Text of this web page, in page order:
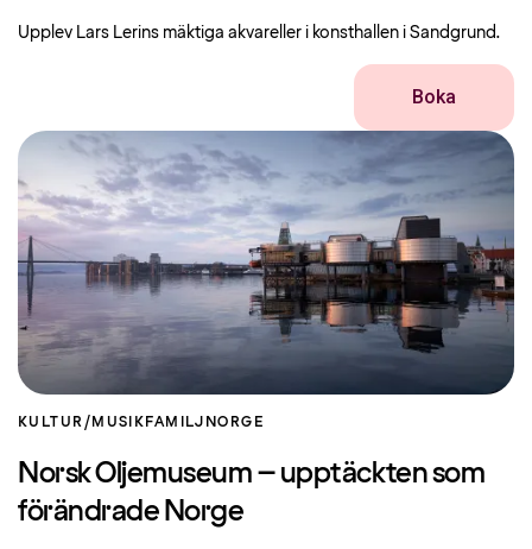
Upplev Lars Lerins mäktiga akvareller i konsthallen i Sandgrund.
Boka
KULTUR/MUSIK FAMILJ NORGE
Norsk Oljemuseum – upptäckten som
förändrade Norge